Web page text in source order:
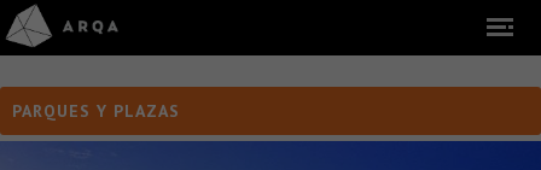
PARQUES Y PLAZAS